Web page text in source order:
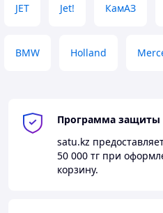
JET Jet! КамАЗ
BMW Holland
Программа защиты
satu.kz
50 000 тг при
корзину.